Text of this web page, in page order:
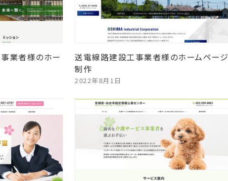
業者様のホー
送電線路建設工事業者様のホームページ
制作
2022年8月1日